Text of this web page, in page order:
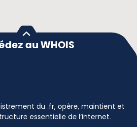
au WHOIS
du .fr, opère, maintient et
essentielle de l’internet.